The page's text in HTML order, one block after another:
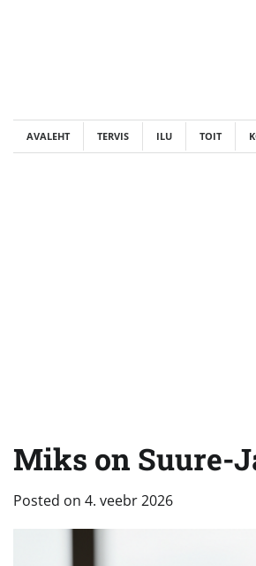
AVALEHT TERVIS ILU TOIT
Miks on Suure-
Posted on 4. veebr 2026